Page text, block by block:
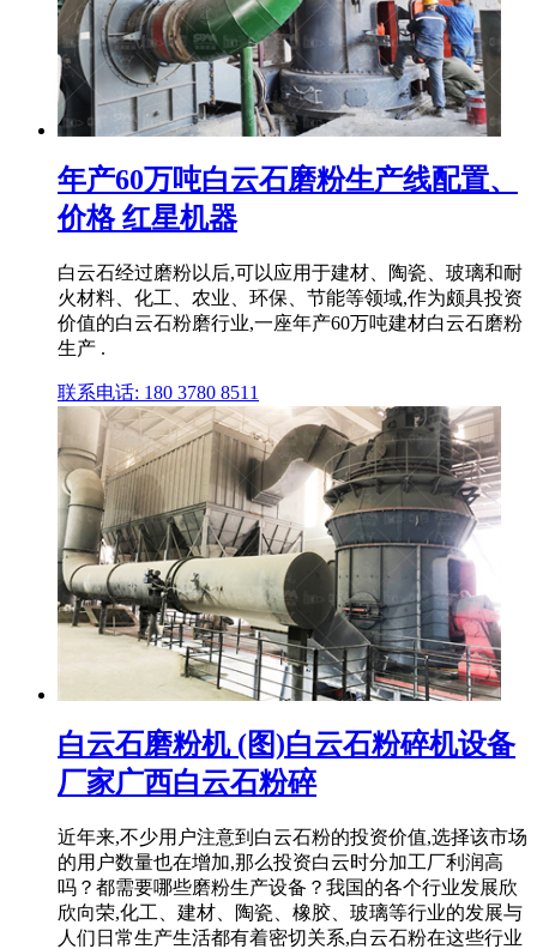
年产60万吨白云石磨粉生产线配置、
价格 红星机器
白云石经过磨粉以后,可以应用于建材、陶瓷、玻璃和耐
火材料、化工、农业、环保、节能等领域,作为颇具投资
价值的白云石粉磨行业,一座年产60万吨建材白云石磨粉
生产 .
联系电话: 180 3780 8511
白云石磨粉机 (图)白云石粉碎机设备
厂家广西白云石粉碎
近年来,不少用户注意到白云石粉的投资价值,选择该市场
的用户数量也在增加,那么投资白云时分加工厂利润高
吗？都需要哪些磨粉生产设备？我国的各个行业发展欣
欣向荣,化工、建材、陶瓷、橡胶、玻璃等行业的发展与
人们日常生产生活都有着密切关系,白云石粉在这些行业